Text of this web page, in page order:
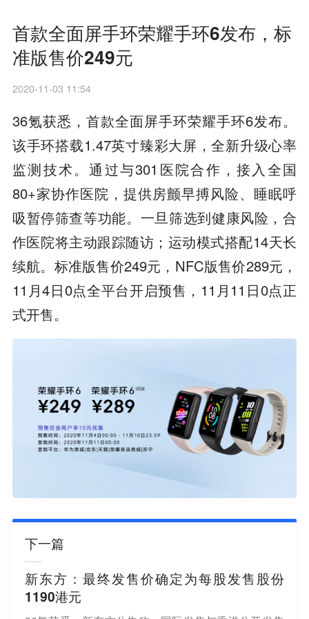
首款全面屏手环荣耀手环6发布，标
准版售价249元
2020-11-03 11:54
36氪获悉，首款全面屏手环荣耀手环6发布。
该手环搭载1.47英寸臻彩大屏，全新升级心率
监测技术。通过与301医院合作，接入全国
80+家协作医院，提供房颤早搏风险、睡眠呼
吸暂停筛查等功能。一旦筛选到健康风险，合
作医院将主动跟踪随访；运动模式搭配14天长
续航。标准版售价249元，NFC版售价289元，
11月4日0点全平台开启预售，11月11日0点正
式开售。
下一篇
新东方：最终发售价确定为每股发售股份
1190港元